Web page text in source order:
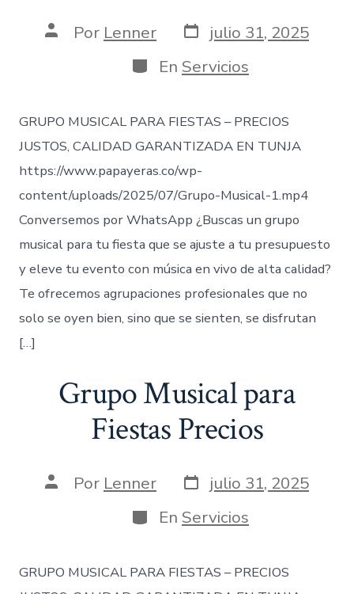
AutorPor Lenner Fecha
de
publicación
julio 31, 2025
Categorías
En Servicios
GRUPO MUSICAL PARA FIESTAS – PRECIOS
JUSTOS, CALIDAD GARANTIZADA EN TUNJA
https://www.papayeras.co/wp-
content/uploads/2025/07/Grupo-Musical-1.mp4
Conversemos por WhatsApp ¿Buscas un grupo
musical para tu fiesta que se ajuste a tu presupuesto
y eleve tu evento con música en vivo de alta calidad?
Te ofrecemos agrupaciones profesionales que no
solo se oyen bien, sino que se sienten, se disfrutan
[…]
Grupo Musical para
Fiestas Precios
AutorPor Lenner Fecha
de
publicación
julio 31, 2025
Categorías
En Servicios
GRUPO MUSICAL PARA FIESTAS – PRECIOS